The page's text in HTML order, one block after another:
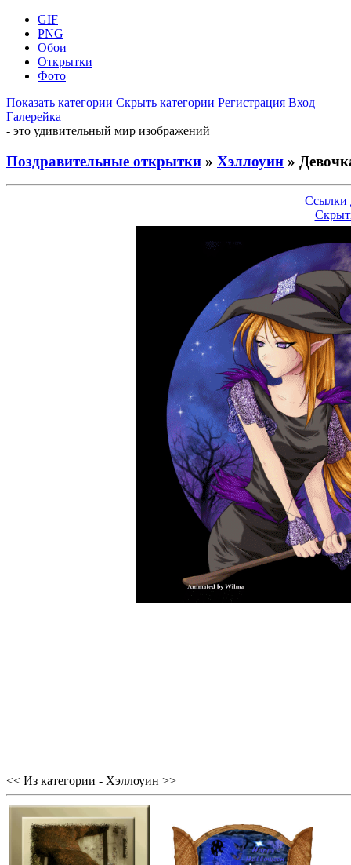
GIF
PNG
Обои
Открытки
Фото
Показать категории Скрыть категории Регистрация Вход
Галерейка
- это удивительный мир изображений
Поздравительные открытки » Хэллоуин »
Ссылки
<< Из категории - Хэллоуин >>